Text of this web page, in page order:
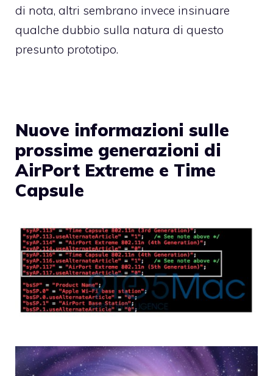
di nota, altri sembrano invece insinuare
qualche dubbio sulla natura di questo
presunto prototipo.
Nuove informazioni sulle
prossime generazioni di
AirPort Extreme e Time
Capsule